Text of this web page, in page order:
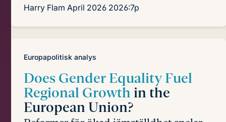
Harry Flam April 2026 2026:7p
Europapolitisk analys
Does Gender Equality Fuel
Regional Growth in the
European Union?